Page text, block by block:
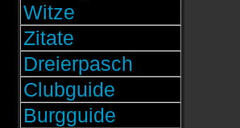
Witze
Zitate
Dreierpasch
Clubguide
Burgguide